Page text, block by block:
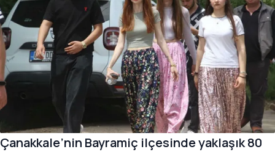
Çanakkale’nin Bayramiç ilçesinde yaklaşık 80